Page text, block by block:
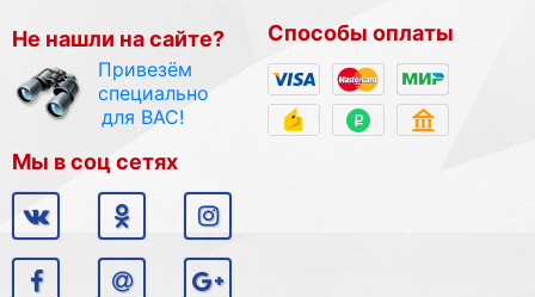
Не нашли на сайте?
Привезём
специально
для ВАС!
Способы оплаты
Мы в соц сетях